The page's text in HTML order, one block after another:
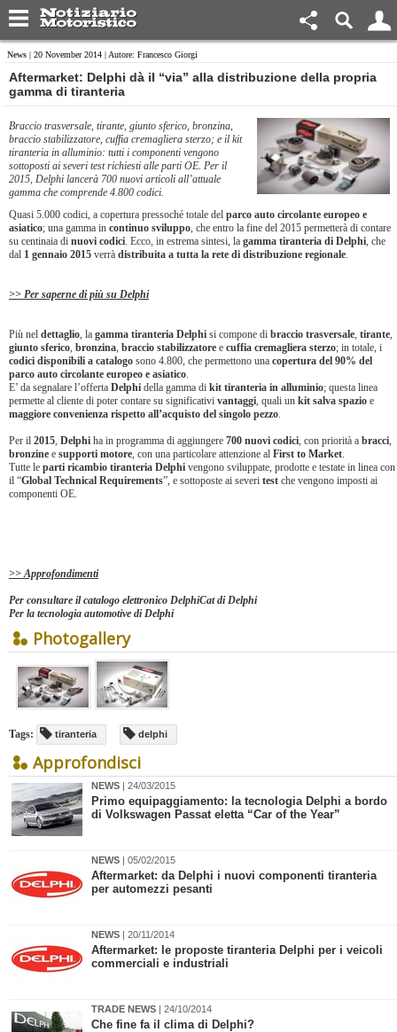
News | 20 November 2014 | Autore: Francesco Giorgi
Aftermarket: Delphi dà il “via” alla distribuzione della propria
gamma di tiranteria
Braccio trasversale, tirante, giunto sferico, bronzina,
braccio stabilizzatore, cuffia cremagliera sterzo; e il kit
tiranteria in alluminio: tutti i componenti vengono
sottoposti ai severi test richiesti alle parti OE. Per il
2015, Delphi lancerà 700 nuovi articoli all’attuale
gamma che comprende 4.800 codici.
Quasi 5.000 codici, a copertura pressoché totale del parco auto circolante europeo e
asiatico; una gamma in continuo sviluppo, che entro la fine del 2015 permetterà di contare
su centinaia di nuovi codici. Ecco, in estrema sintesi, la gamma tiranteria di Delphi, che
dal 1 gennaio 2015 verrà distribuita a tutta la rete di distribuzione regionale.
>> Per saperne di più su Delphi
Più nel dettaglio, la gamma tiranteria Delphi si compone di braccio trasversale, tirante,
giunto sferico, bronzina, braccio stabilizzatore e cuffia cremagliera sterzo; in totale, i
codici disponibili a catalogo sono 4.800, che permettono una copertura del 90% del
parco auto circolante europeo e asiatico.
E’ da segnalare l’offerta Delphi della gamma di kit tiranteria in alluminio; questa linea
permette al cliente di poter contare su significativi vantaggi, quali un kit salva spazio e
maggiore convenienza rispetto all’acquisto del singolo pezzo.
Per il 2015, Delphi ha in programma di aggiungere 700 nuovi codici, con priorità a bracci,
bronzine e supporti motore, con una particolare attenzione al First to Market.
Tutte le parti ricambio tiranteria Delphi vengono sviluppate, prodotte e testate in linea con
il “Global Technical Requirements”, e sottoposte ai severi test che vengono imposti ai
componenti OE.
>> Approfondimenti
Per consultare il catalogo elettronico DelphiCat di Delphi
Per la tecnologia automotive di Delphi
Photogallery
Tags: tiranteria delphi
Approfondisci
NEWS | 24/03/2015
Primo equipaggiamento: la tecnologia Delphi a bordo
di Volkswagen Passat eletta “Car of the Year”
NEWS | 05/02/2015
Aftermarket: da Delphi i nuovi componenti tiranteria
per automezzi pesanti
NEWS | 20/11/2014
Aftermarket: le proposte tiranteria Delphi per i veicoli
commerciali e industriali
TRADE NEWS | 24/10/2014
Che fine fa il clima di Delphi?